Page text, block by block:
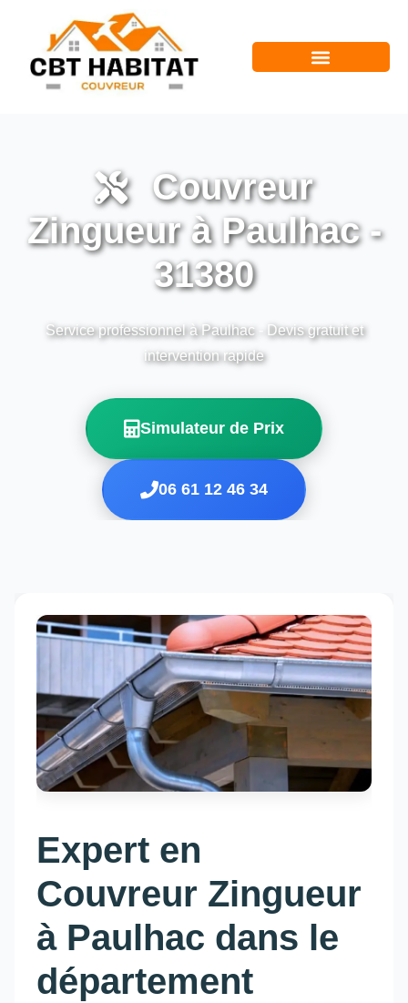
Couvreur
Zingueur à Paulhac -
31380
Service professionnel à Paulhac - Devis gratuit et
intervention rapide
Simulateur de Prix
06 61 12 46 34
Expert en
Couvreur Zingueur
à Paulhac dans le
département